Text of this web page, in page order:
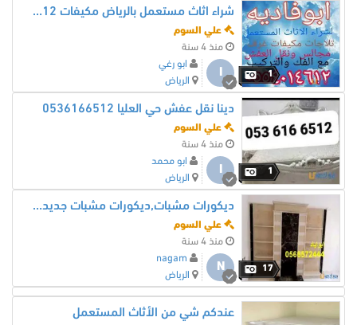
1
شراء اثاث مستعمل بالرياض مكيفات 0554014612 شاشات0554014612نقل
علي السوم
منذ 4 سنة
ابو رغي
الرياض
1
دينا نقل عفش حي العليا 0536166512
علي السوم
منذ 4 سنة
ابو محمد
الرياض
17
ديكورات مشبات,ديكورات مشبات جديده0566572444
علي السوم
منذ 4 سنة
N
nagam
الرياض
عندكم شي من الأثاث المستعمل